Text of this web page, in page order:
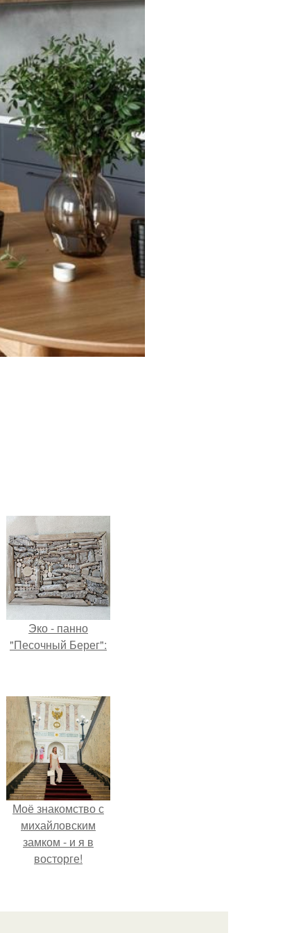
Эко - панно
"Песочный Берег":
Моё знакомство с
михайловским
замком - и я в
восторге!